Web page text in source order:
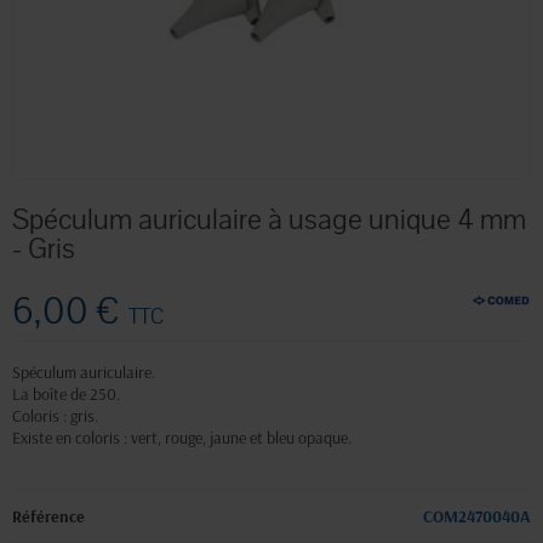
Spéculum auriculaire à usage unique 4 mm
- Gris
6,00 € TTC
Spéculum auriculaire.
La boîte de 250.
Coloris : gris.
Existe en coloris : vert, rouge, jaune et bleu opaque.
Référence COM2470040A